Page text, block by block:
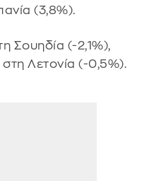
(3,8%).
Σουηδία (-2,1%),
στη Λετονία (-0,5%).